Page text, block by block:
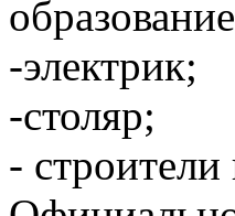
-электрик;
-столяр;
- строители